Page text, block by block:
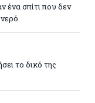
ένα σπίτι που δεν
το δικό της